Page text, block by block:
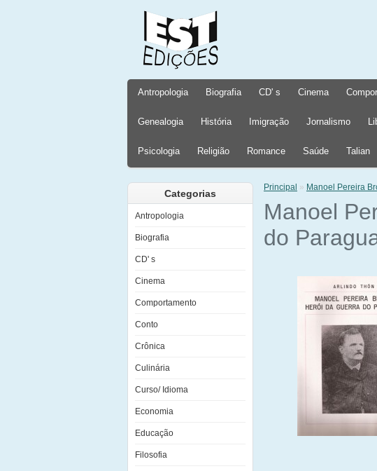
Antropologia Biografia CD' s Cinema
Genealogia História Imigração Jornalismo
Psicologia Religião Romance Saúde Talian
Categorias
Antropologia
Biografia
CD' s
Cinema
Comportamento
Conto
Crônica
Culinária
Curso/ Idioma
Economia
Educação
Filosofia
Principal » Manoel Pereira
Manoel
do